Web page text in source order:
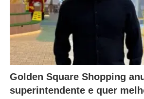
Golden Square Shopping
superintendente e quer